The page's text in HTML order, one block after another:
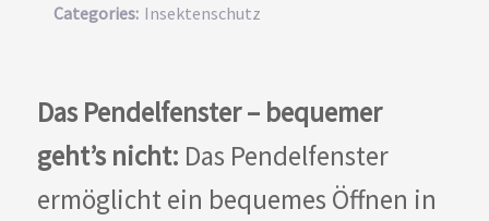
Categories: Insektenschutz
Das Pendelfenster – bequemer
geht’s nicht: Das Pendelfenster
ermöglicht ein bequemes Öffnen in